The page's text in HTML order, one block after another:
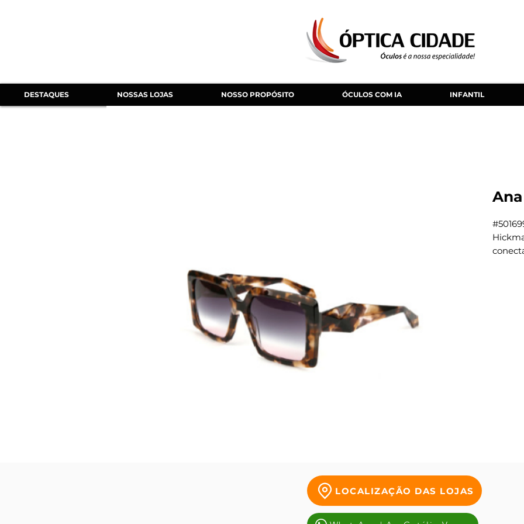
DESTAQUES NOSSAS LOJAS NOSSO PROPÓSITO ÓCULOS COM IA INFANTIL
LOCALIZAÇÃO DAS LOJAS